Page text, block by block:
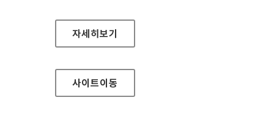
무안군청 홈페이지
자세히보기
사이트이동